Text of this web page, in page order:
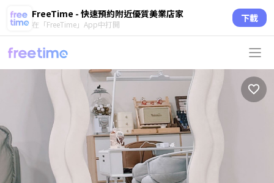
FreeTime - 快速預約附近優質美業店家
在「FreeTime」App中打開 下載